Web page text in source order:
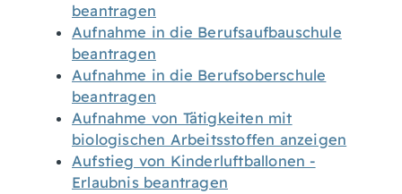
beantragen
Aufnahme in die Berufsaufbauschule
beantragen
Aufnahme in die Berufsoberschule
beantragen
Aufnahme von Tätigkeiten mit
biologischen Arbeitsstoffen anzeigen
Aufstieg von Kinderluftballonen -
Erlaubnis beantragen